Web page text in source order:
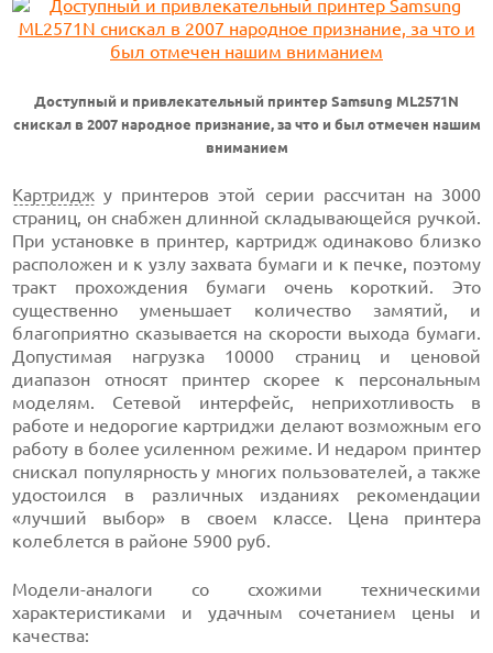
Доступный и привлекательный принтер Samsung ML2571N
снискал в 2007 народное признание, за что и был отмечен нашим
вниманием
Картридж у принтеров этой серии рассчитан на 3000
страниц, он снабжен длинной складывающейся ручкой.
При установке в принтер, картридж одинаково близко
расположен и к узлу захвата бумаги и к печке, поэтому
тракт прохождения бумаги очень короткий. Это
существенно уменьшает количество замятий, и
благоприятно сказывается на скорости выхода бумаги.
Допустимая нагрузка 10000 страниц и ценовой
диапазон относят принтер скорее к персональным
моделям. Сетевой интерфейс, неприхотливость в
работе и недорогие картриджи делают возможным его
работу в более усиленном режиме. И недаром принтер
снискал популярность у многих пользователей, а также
удостоился в различных изданиях рекомендации
«лучший выбор» в своем классе. Цена принтера
колеблется в районе 5900 руб.
Модели-аналоги со схожими техническими
характеристиками и удачным сочетанием цены и
качества: